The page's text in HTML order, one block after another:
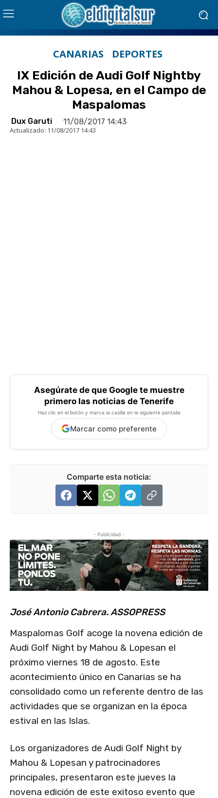
CANARIAS DEPORTES
IX Edición de Audi Golf Nightby
Mahou & Lopesa, en el Campo de
Maspalomas
Dux Garuti 11/08/2017 14:43
Actualizado: 11/08/2017 14:43
Asegúrate de que Google te muestre
primero las noticias de Tenerife
Haz clic en el botón y marca la casilla en la siguiente pantalla
Marcar como preferente
Comparte esta noticia:
- Publicidad -
José Antonio Cabrera. ASSOPRESS​
Maspalomas Golf acoge la novena edición de
Audi Golf Night by Mahou & Lopesan el
próximo viernes 18 de agosto. Este
acontecimiento único en Canarias se ha
consolidado como un referente dentro de las
actividades que se organizan en la época
estival en las Islas.
Los organizadores de Audi Golf Night by
Mahou & Lopesan y patrocinadores
principales, presentaron este jueves la
novena edición de este exitoso evento que